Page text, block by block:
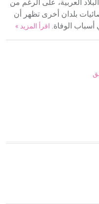
العربية، على الرغم من
بلدان أخرى تظهر أن
أسباب الوفاة. اقرأ المزيد »